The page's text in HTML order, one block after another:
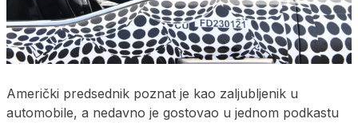
Američki predsednik poznat je kao zaljubljenik u
automobile, a nedavno je gostovao u jednom podkastu